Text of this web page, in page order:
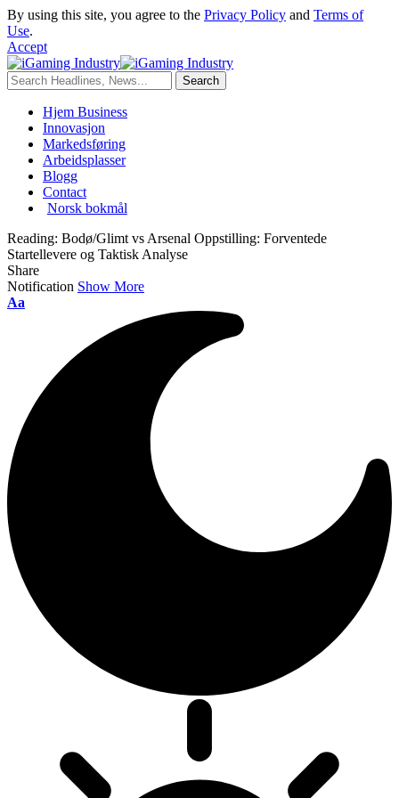
By using this site, you agree to the Privacy Policy and Terms of
Use.
Accept
Hjem Business
Innovasjon
Markedsføring
Arbeidsplasser
Blogg
Contact
Norsk bokmål
Reading: Bodø/Glimt vs Arsenal Oppstilling: Forventede
Startellevere og Taktisk Analyse
Share
Notification Show More
Aa